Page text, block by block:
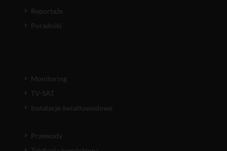
Reportaże
Poradniki
Monitoring
TV-SAT
Instalacje światłowodowe
Przewody